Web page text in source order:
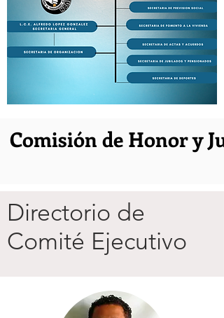
Comisión de Honor y
Directorio de
Comité Ejecutivo